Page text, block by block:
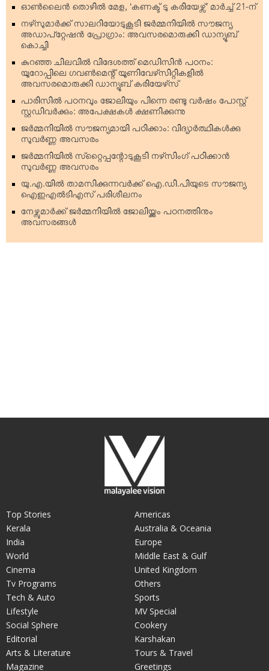
ഓണ്‍ലൈന്‍ തൊഴില്‍ മേള, ‘കണക്ട് ടു കരിയേഴ്സ്’ മാര്‍ച്ച് 21-ന്
നഴ്‌സുമാര്‍ക്ക് സാലറിയോടുകൂടി ജര്‍മ്മനിയില്‍ സൗജന്യ
അഡാപ്റ്റേഷന്‍ പ്രോഗ്രാം: അവസരമൊരുക്കി ഡാന്യൂബ്
കൊച്ചി
കുറഞ്ഞ ചിലവില്‍ വിദേശത്ത് മെഡിസിന്‍ പഠനം:
യൂറോപ്പിലെ ഗവണ്‍മെന്റ് യൂണിവേഴ്‌സിറ്റികളില്‍
അവസരമൊരുക്കി ഡാന്യൂബ് കരിയേഴ്‌സ്
പാരിസില്‍ പഠനവും ജോലിയും പിന്നെ രണ്ടു വര്‍ഷം പോസ്റ്റ്
സ്റ്റഡിവര്‍ക്കും: അപേക്ഷകള്‍ ക്ഷണിക്കുന്നു
ജര്‍മ്മനിയില്‍ സൗജന്യമായി പഠിക്കാം: വിദ്യാര്‍ത്ഥികള്‍ക്കു
സുവര്‍ണ്ണ അവസരം
ജര്‍മ്മനിയില്‍ സ്‌റ്റൈപ്പന്റോടുകൂടി നഴ്‌സിംഗ് പഠിക്കാന്‍
സുവര്‍ണ്ണ അവസരം
യു.എ.യില്‍ താമസിക്കുന്നവര്‍ക്ക് ഐ.ഡി.പിയുടെ സൗജന്യ
ഐഇഎല്‍ടിഎസ് പരിശീലനം
നേഴ്സുമാര്‍ക്ക് ജര്‍മ്മനിയില്‍ ജോലിയ്ക്കും പഠനത്തിനും
അവസരങ്ങള്‍
Top Stories
Kerala
India
World
Cinema
Tv Programs
Tech & Auto
Americas
Australia & Oceania
Europe
Middle East & Gulf
United Kingdom
Others
Sports
Lifestyle
Social Sphere
Editorial
Arts & Literature
Magazine
MV Special
Cookery
Karshakan
Tours & Travel
Greetings